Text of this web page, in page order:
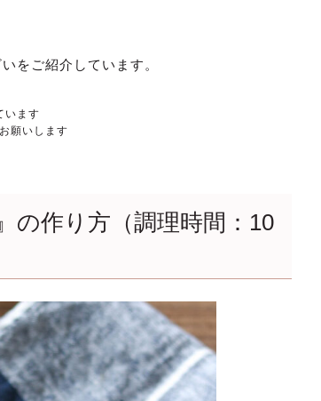
をご紹介しています。
います
願いします
の作り方（調理時間：10